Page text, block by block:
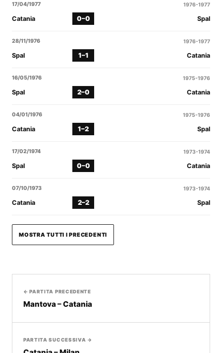
17/04/1977
Catania 0–0 Spal
1976-1977
28/11/1976
Spal 1–1 Catania
1976-1977
16/05/1976
Spal 2–0 Catania
1975-1976
04/01/1976
Catania 1–2 Spal
1975-1976
17/02/1974
Spal 0–0 Catania
1973-1974
07/10/1973
Catania 2–2 Spal
1973-1974
MOSTRA TUTTI I PRECEDENTI
← PARTITA PRECEDENTE
Mantova – Catania
PARTITA SUCCESSIVA →